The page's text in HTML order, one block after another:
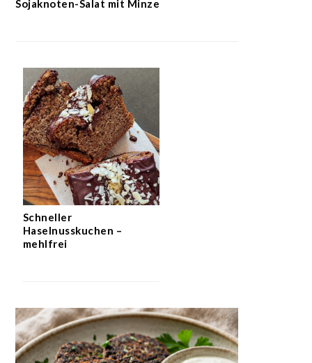
Sojaknoten-Salat mit Minze
Schneller
Haselnusskuchen –
mehlfrei